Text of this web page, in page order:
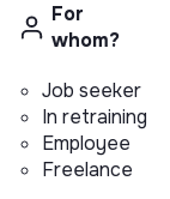
For
whom?
Job seeker
In retraining
Employee
Freelance